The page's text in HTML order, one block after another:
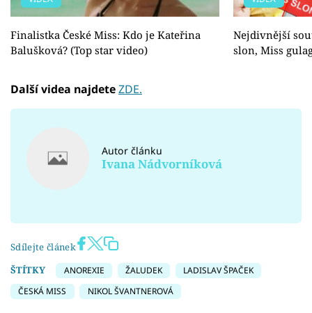
Finalistka České Miss: Kdo je Kateřina
Balušková? (Top star video)
Nejdivnější
slon, Miss
Další videa najdeteZDE.
Autor článku
Ivana Nádvorníková
Sdílejte článek
ŠTÍTKY
ANOREXIE ŽALUDEK
LADISLAV ŠPAČEK
ČESKÁ MISS
NIKOL ŠVANTNEROVÁ